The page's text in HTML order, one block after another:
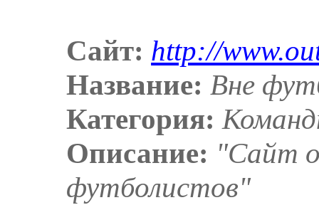
Сайт: http://
Название: Вне
Категория:
Описание: "Сайт
футболистов"